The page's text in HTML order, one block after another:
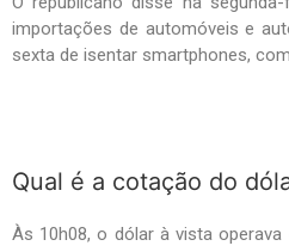
importações de automóveis e
sexta de isentar smartphones,
Qual é a cotação do
Às 10h08, o dólar à vista operava